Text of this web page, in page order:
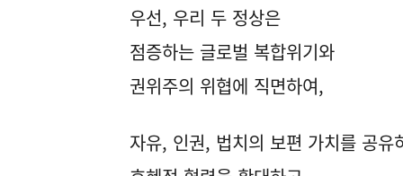
우선, 우리 두 정상은
점증하는 글로벌 복합위기와
권위주의 위협에 직면하여,
자유, 인권, 법치의 보편 가치를 공유